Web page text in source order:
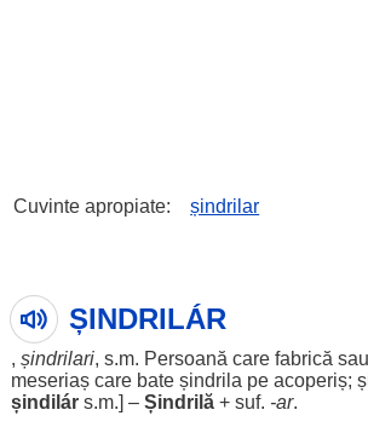
Cuvinte apropiate: șindrilar
ȘINDRILÁR
, șindrilari, s.m. Persoană care fabrică sau
meseriașcare bate șindrila pe acoperiș;
șindilárs.m.] – Șindrilă+ suf. -ar.